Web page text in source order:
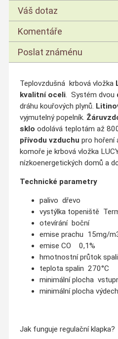
Váš dotaz
Komentáře
Poslat známénu
Teplovzdušná krbová vložka
kvalitní oceli. Systém dvou
dráhu kouřových plynů.
vyjmutelný popelník.
sklo odolává teplotám až
přívodu vzduchu pro hoření
komoře je krbová vložka
nízkoenergetických domů a
Technické parametry
palivo dřevo
vystýlka topeniště
otevírání boční
emise prachu 15mg/
emise CO 0,1%
hmotnostní průtok
teplota spalin 270°C
minimální plocha
minimální plocha
Jak funguje regulační klapka?